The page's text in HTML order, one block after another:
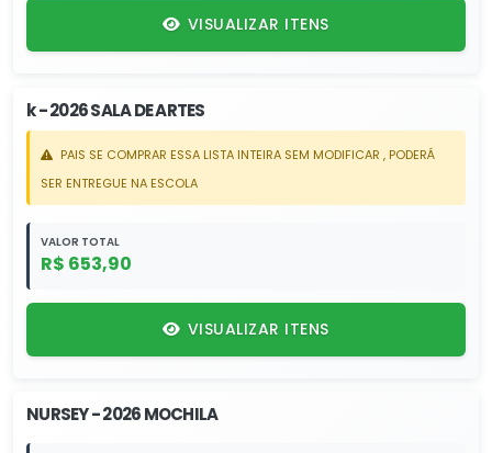
VISUALIZAR ITENS
k - 2026 SALA DE ARTES
PAIS SE COMPRAR ESSA LISTA INTEIRA SEM MODIFICAR , PODERÁ
SER ENTREGUE NA ESCOLA
VALOR TOTAL
R$ 653,90
VISUALIZAR ITENS
NURSEY - 2026 MOCHILA